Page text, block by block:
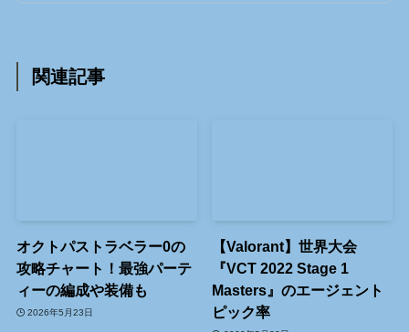
関連記事
オクトパストラベラー0の
攻略チャート！最強パーテ
ィーの編成や装備も
2026年5月23日
【Valorant】世界大会
『VCT 2022 Stage 1
Masters』のエージェント
ピック率